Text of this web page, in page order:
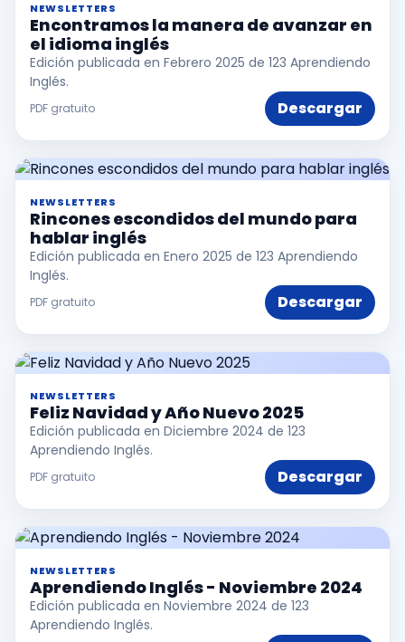
NEWSLETTERS
Encontramos la manera de avanzar en
el idioma inglés
Edición publicada en Febrero 2025 de 123 Aprendiendo
Inglés.
PDF gratuito Descargar
NEWSLETTERS
Rincones escondidos del mundo para
hablar inglés
Edición publicada en Enero 2025 de 123 Aprendiendo
Inglés.
PDF gratuito Descargar
NEWSLETTERS
Feliz Navidad y Año Nuevo 2025
Edición publicada en Diciembre 2024 de 123
Aprendiendo Inglés.
PDF gratuito Descargar
NEWSLETTERS
Aprendiendo Inglés - Noviembre 2024
Edición publicada en Noviembre 2024 de 123
Aprendiendo Inglés.